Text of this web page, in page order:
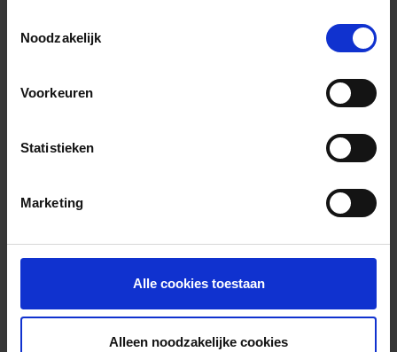
Noodzakelijk
Voorkeuren
Statistieken
Marketing
Alle cookies toestaan
Alleen noodzakelijke cookies